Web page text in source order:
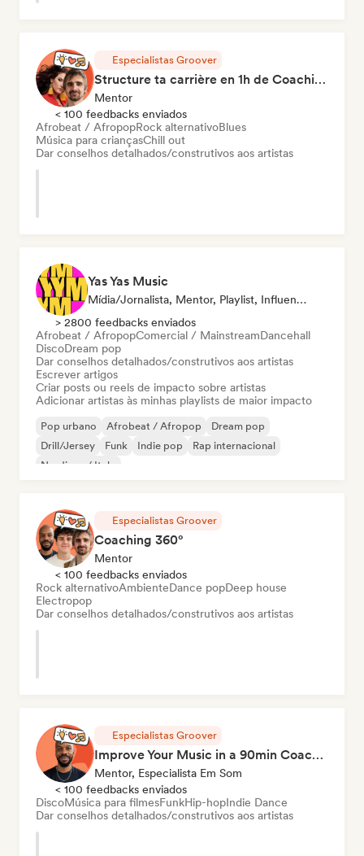
Especialistas Groover
Structure ta carrière en 1h de Coaching
Mentor
< 100 feedbacks enviados
Afrobeat / AfropopRock alternativoBlues
Música para criançasChill out
Dar conselhos detalhados/construtivos aos artistas
Yas Yas Music
Mídia/Jornalista, Mentor, Playlist, Influenciador
> 2800 feedbacks enviados
Afrobeat / AfropopComercial / MainstreamDancehall
DiscoDream pop
Dar conselhos detalhados/construtivos aos artistas
Escrever artigos
Criar posts ou reels de impacto sobre artistas
Adicionar artistas às minhas playlists de maior impacto
Pop urbano Afrobeat / Afropop
Dream pop
Drill/Jersey
Funk Indie pop
Rap internacional
Nu-disco / Italo
Especialistas Groover
Coaching 360°
Mentor
< 100 feedbacks enviados
Rock alternativoAmbienteDance popDeep house
Electropop
Dar conselhos detalhados/construtivos aos artistas
Especialistas Groover
Improve Your Music in a 90min Coaching Session
Mentor, Especialista Em Som
< 100 feedbacks enviados
DiscoMúsica para filmesFunkHip-hopIndie Dance
Dar conselhos detalhados/construtivos aos artistas